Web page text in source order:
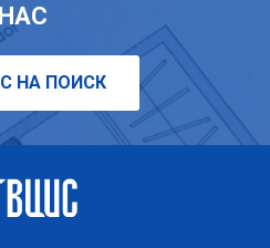
НАС
НА ПОИСК